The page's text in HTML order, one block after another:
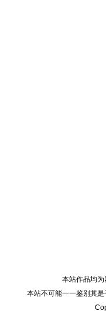
本站作品均
本站不可能一一鉴别其